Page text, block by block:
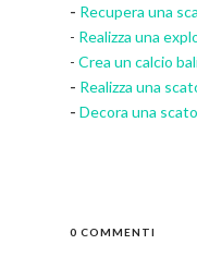
- Recupera una
- Realizza una
- Crea un calcio
- Realizza una
- Decora una
0 COMMENTI